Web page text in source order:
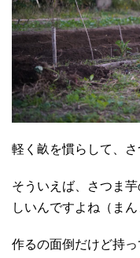
軽く畝を慣らして、
そういえば、さつま
しいんですよね（ま
作るの面倒だけど持